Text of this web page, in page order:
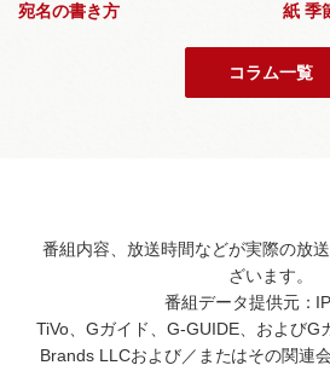
宛名の書き方
紙 季
コラム一覧
番組内容、放送時間などが実際の放
ざいます。
番組データ提供元：
TiVo、Gガイド、G-GUIDE、およびG
Brands LLCおよび／またはその関連